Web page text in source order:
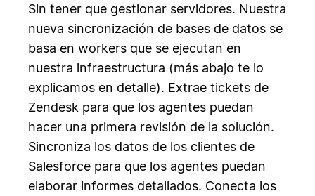
Sin tener que gestionar servidores. Nuestra
nueva sincronización de bases de datos se
basa en workers que se ejecutan en
nuestra infraestructura (más abajo te lo
explicamos en detalle). Extrae tickets de
Zendesk para que los agentes puedan
hacer una primera revisión de la solución.
Sincroniza los datos de los clientes de
Salesforce para que los agentes puedan
elaborar informes detallados. Conecta los